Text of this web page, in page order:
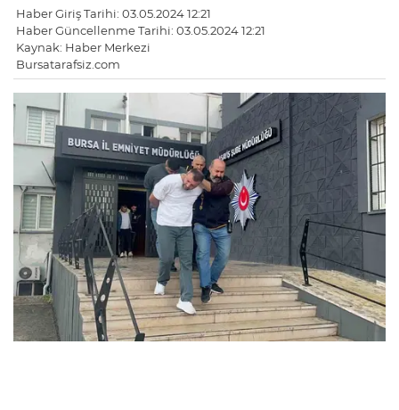
Haber Giriş Tarihi: 03.05.2024 12:21
Haber Güncellenme Tarihi: 03.05.2024 12:21
Kaynak: Haber Merkezi
Bursatarafsiz.com